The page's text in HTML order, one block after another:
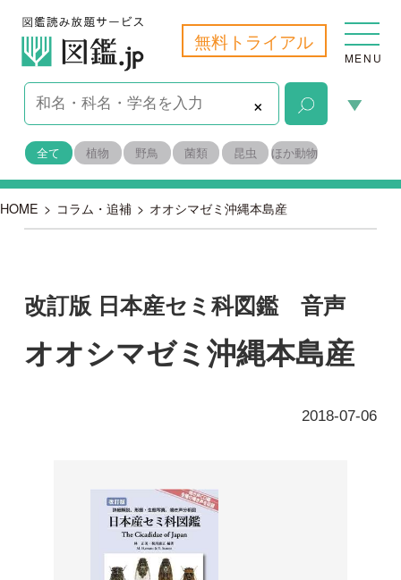
無料トライアル
MENU
×
全て 植物 野鳥 菌類 昆虫 ほか動物
オオシマゼミ沖縄本島産
2018-07-06